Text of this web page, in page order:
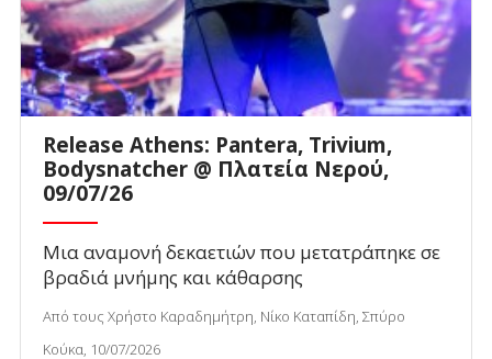
Release Athens: Pantera, Trivium,
Bodysnatcher @ Πλατεία Νερού,
09/07/26
Μια αναμονή δεκαετιών που μετατράπηκε σε
βραδιά μνήμης και κάθαρσης
Από τους Χρήστο Καραδημήτρη, Νίκο Καταπίδη, Σπύρο
Κούκα, 10/07/2026